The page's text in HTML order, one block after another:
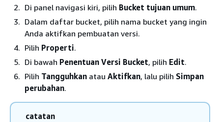
Di panel navigasi kiri, pilih Bucket tujuan umum.
Dalam daftar bucket, pilih nama bucket yang ingin
Anda aktifkan pembuatan versi.
Pilih Properti.
Di bawah Penentuan Versi Bucket, pilih Edit.
Pilih Tangguhkan atau Aktifkan, lalu pilih Simpan
perubahan.
catatan